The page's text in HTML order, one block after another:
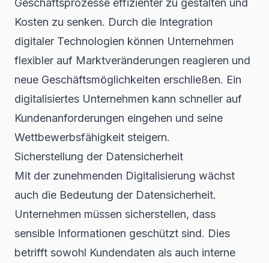
Geschäftsprozesse effizienter zu gestalten und
Kosten zu senken. Durch die Integration
digitaler Technologien können Unternehmen
flexibler auf Marktveränderungen reagieren und
neue Geschäftsmöglichkeiten erschließen. Ein
digitalisiertes Unternehmen kann schneller auf
Kundenanforderungen eingehen und seine
Wettbewerbsfähigkeit steigern.
Sicherstellung der Datensicherheit
Mit der zunehmenden Digitalisierung wächst
auch die Bedeutung der Datensicherheit.
Unternehmen müssen sicherstellen, dass
sensible Informationen geschützt sind. Dies
betrifft sowohl Kundendaten als auch interne